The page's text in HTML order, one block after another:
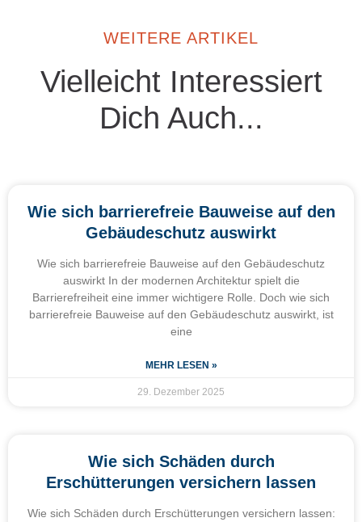
WEITERE ARTIKEL
Vielleicht Interessiert
Dich Auch...
Wie sich barrierefreie Bauweise auf den
Gebäudeschutz auswirkt
Wie sich barrierefreie Bauweise auf den Gebäudeschutz
auswirkt In der modernen Architektur spielt die
Barrierefreiheit eine immer wichtigere Rolle. Doch wie sich
barrierefreie Bauweise auf den Gebäudeschutz auswirkt, ist
eine
MEHR LESEN »
29. Dezember 2025
Wie sich Schäden durch
Erschütterungen versichern lassen
Wie sich Schäden durch Erschütterungen versichern lassen: